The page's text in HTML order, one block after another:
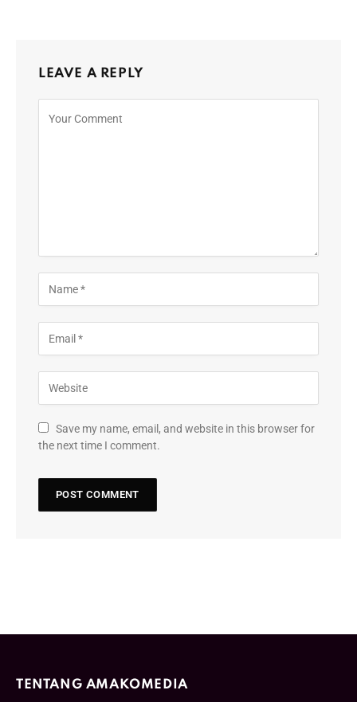
LEAVE A REPLY
Save my name, email, and website in this browser for
the next time I comment.
TENTANG AMAKOMEDIA